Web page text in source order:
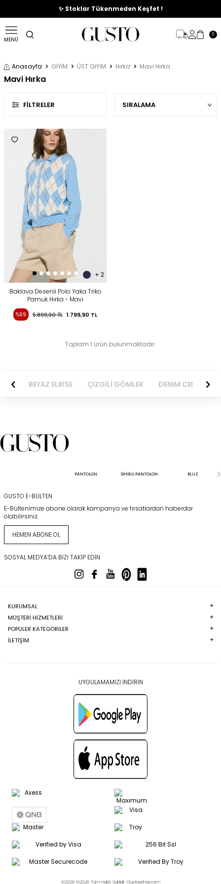
🎉%70'e Varan Büyük Yaz İndirim Başladı !
✨ Stoklar Tükenmeden Keşfet !
MENÜ
0
Anasayfa GİYİM ÜST GİYİM Hırka Mavi Hırka
Mavi Hırka
FILTRELER
+ 2
Baklava Desenli Polo Yaka Triko
Pamuk Hırka - Mavi
%69 5.899,90TL 1.799,90 TL
Toplam 1 ürün bulunmaktadır.
BEYAZ ELBİSE ÇİZGİLİ GÖMLEK DENIM CEKET
PANTOLON SİHİRLİ PANTOLON BLUZ
GUSTO E-BÜLTEN
E-Bültenimize abone olarak kampanya ve fırsatlardan haberdar
olabilirsiniz.
HEMEN ABONE OL
SOSYAL MEDYA’DA BIZI TAKIP EDIN
KURUMSAL
MÜŞTERI HIZMETLERI
POPÜLER KATEGORILER
İLETİŞİM
UYGULAMAMIZI İNDİRİN
©2026 ©2026 Tüm Hakkı Saklıdır. Gustoeshop.com